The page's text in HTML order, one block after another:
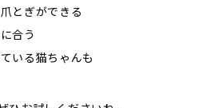
とぎができる
合う
いる猫ちゃんも